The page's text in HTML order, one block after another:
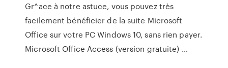
Gr^ace à notre astuce, vous pouvez très
facilement bénéficier de la suite Microsoft
Office sur votre PC Windows 10, sans rien payer.
Microsoft Office Access (version gratuite) …